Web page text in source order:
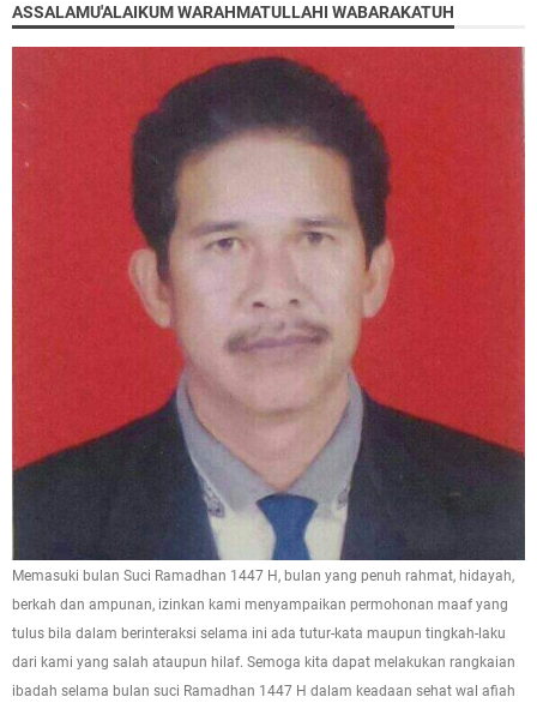
ASSALAMU'ALAIKUM WARAHMATULLAHI WABARAKATUH
Memasuki bulan Suci Ramadhan 1447 H, bulan yang penuh rahmat, hidayah,
berkah dan ampunan, izinkan kami menyampaikan permohonan maaf yang
tulus bila dalam berinteraksi selama ini ada tutur-kata maupun tingkah-laku
dari kami yang salah ataupun hilaf. Semoga kita dapat melakukan rangkaian
ibadah selama bulan suci Ramadhan 1447 H dalam keadaan sehat wal afiah